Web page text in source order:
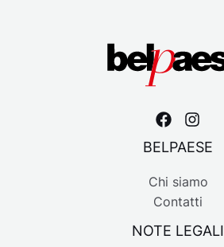
BELPAESE
Chi siamo
Contatti
NOTE LEGALI